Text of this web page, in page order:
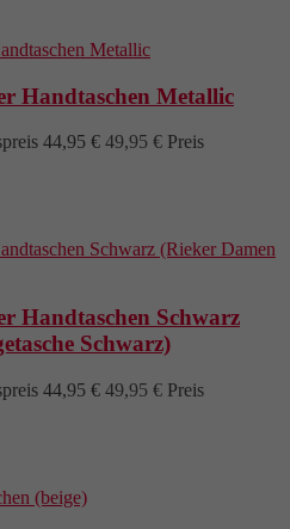
Handtaschen Metallic
44,95 € 49,95 € Preis
Handtaschen Schwarz
Schwarz)
44,95 € 49,95 € Preis